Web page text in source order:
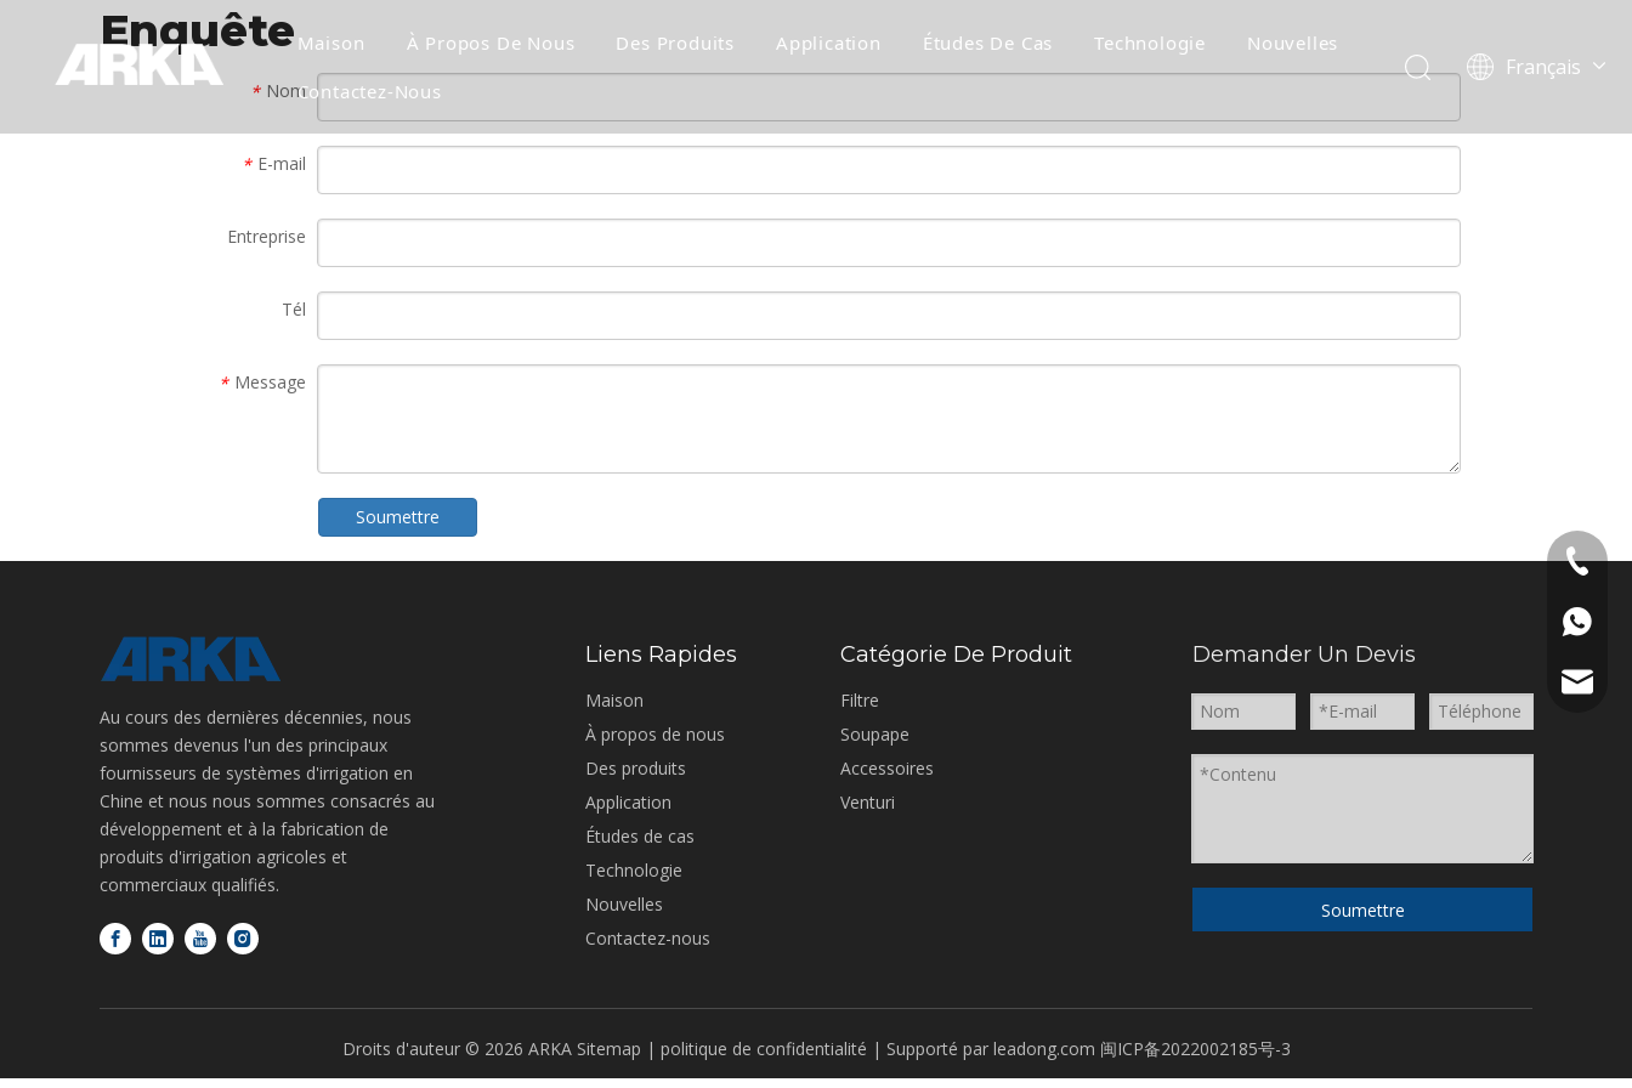
Maison À Propos De Nous Des Produits Application Études De Cas Technologie
Nouvelles
Contactez-Nous
Français
简体中文
Enquête
* Nom
* E-mail
Entreprise
Tél
* Message
Soumettre
Au cours des dernières décennies, nous
sommes devenus l'un des principaux
fournisseurs de systèmes d'irrigation en
Chine et nous nous sommes consacrés au
développement et à la fabrication de
produits d'irrigation agricoles et
commerciaux qualifiés.
Liens Rapides
Maison
À propos de nous
Des produits
Application
Études de cas
Technologie
Nouvelles
Contactez-nous
Catégorie De Produit
Filtre
Soupape
Accessoires
Venturi
86 591
86 591
Demander Un Devis
Soumettre
Droits d'auteur © 2026 ARKA Sitemap | politique de confidentialité | Supporté par leadong.com 闽ICP备2022002185号-3